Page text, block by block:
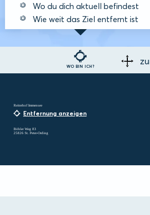
WO BIN ICH?
Wo du dich aktuell befindest
Wie weit das Ziel entfernt ist
Reiterhof Immensee
Entfernung anzeigen
Böhler Weg 83
25826 St. Peter-Ording